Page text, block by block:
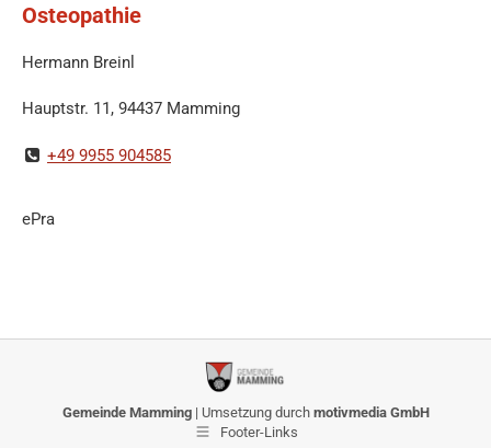
Osteopathie
Hermann Breinl
Hauptstr. 11, 94437 Mamming
+49 9955 904585
ePra
Gemeinde Mamming| Umsetzung durch motivmedia GmbH
Footer-Links